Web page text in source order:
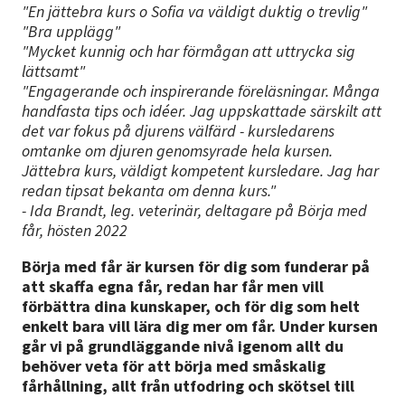
"En jättebra kurs o Sofia va väldigt duktig o trevlig"
"Bra upplägg"
"Mycket kunnig och har förmågan att uttrycka sig
lättsamt"
"Engagerande och inspirerande föreläsningar. Många
handfasta tips och idéer. Jag uppskattade särskilt att
det var fokus på djurens välfärd - kursledarens
omtanke om djuren genomsyrade hela kursen.
Jättebra kurs, väldigt kompetent kursledare. Jag har
redan tipsat bekanta om denna kurs."
- Ida Brandt, leg. veterinär, deltagare på Börja med
får, hösten 2022
Börja med får är kursen för dig som funderar på
att skaffa egna får, redan har får men vill
förbättra dina kunskaper, och för dig som helt
enkelt bara vill lära dig mer om får. Under kursen
går vi på grundläggande nivå igenom allt du
behöver veta för att börja med småskalig
fårhållning, allt från utfodring och skötsel till